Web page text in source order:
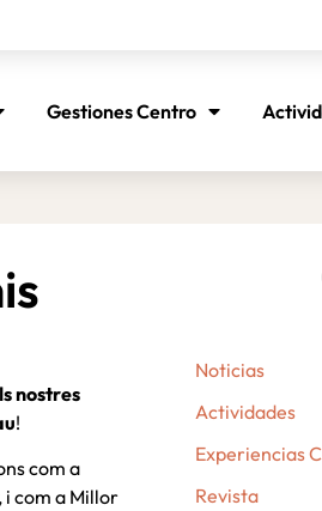
Gestiones Centro
nostres
!
com a
i com a Millor
Noticias
Actividades
Experiencias
Revista